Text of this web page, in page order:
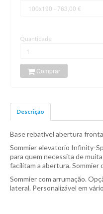
Quantidade
Comprar
Descrição
Base rebatível abertura
Sommier elevatorio Infinity-
para quem necessita de
facilitam a abertura. Sommier
Sommier com arrumação.
lateral. Personalizável em